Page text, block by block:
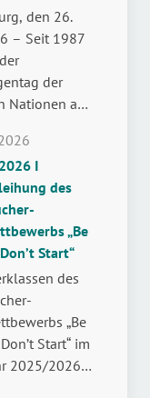
den 26.
– Seit 1987
der
Nationen am
der Schutz
und die
über
I
des
„Be
Start“
des
„Be
Start“ im
2025/2026